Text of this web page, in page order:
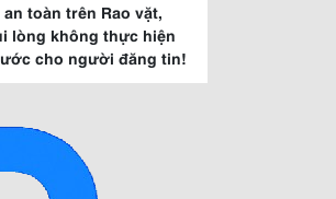
toàn trên Rao vặt,
lòng không thực hiện
cho người đăng tin!